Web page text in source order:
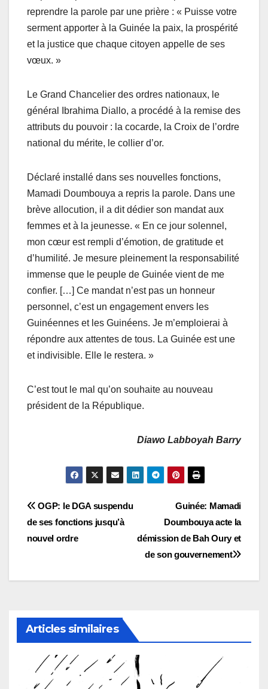
reprendre la parole par une prière : « Puisse votre
serment apporter à la Guinée la paix, la prospérité
et la justice que chaque citoyen appelle de ses
vœux. »
Le Grand Chancelier des ordres nationaux, le
général Ibrahima Diallo, a procédé à la remise des
attributs du pouvoir : la cocarde, la Croix de l’ordre
national du mérite, le collier d’or.
Déclaré installé dans ses nouvelles fonctions,
Mamadi Doumbouya a repris la parole. Dans une
brève allocution, il a dit dédier son mandat aux
femmes et à la jeunesse. « En ce jour solennel,
mon cœur est rempli d’émotion, de gratitude et
d’humilité. Je mesure pleinement la responsabilité
immense que le peuple de Guinée vient de me
confier. […] Ce mandat n’est pas un honneur
personnel, c’est un engagement envers les
Guinéennes et les Guinéens. Je m’emploierai à
répondre aux attentes de tous. La Guinée est une
et indivisible. Elle le restera. »
C’est tout le mal qu’on souhaite au nouveau
président de la République.
Diawo Labboyah Barry
Navigation
de
Guinée: Mamadi
Doumbouya acte la
démission de Bah Oury et
de son gouvernement
OGP: le DGA suspendu
de ses fonctions jusqu’à
nouvel ordre
Articles similaires